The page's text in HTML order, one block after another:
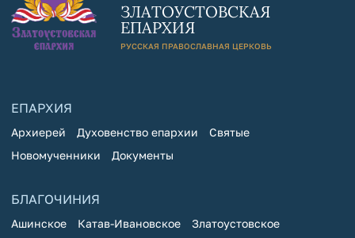
ЗЛАТОУСТОВСКАЯ
ЕПАРХИЯ
РУССКАЯ ПРАВОСЛАВНАЯ ЦЕРКОВЬ
ЕПАРХИЯ
Архиерей Духовенство епархии
Святые
Новомученники
Документы
БЛАГОЧИНИЯ
Ашинское Катав-Ивановское
Златоустовское